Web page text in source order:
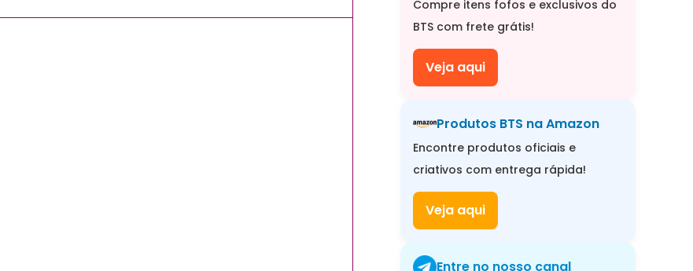
Compre itens fofos e exclusivos do
BTS com frete grátis!
Veja aqui
Produtos BTS na Amazon
Encontre produtos oficiais e
criativos com entrega rápida!
Veja aqui
Entre no nosso canal